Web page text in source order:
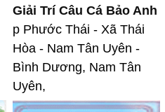
Giải Trí Câu Cá Bảo Anh
p Phước Thái - Xã Thái
Hòa - Nam Tân Uyên -
Bình Dương, Nam Tân
Uyên,